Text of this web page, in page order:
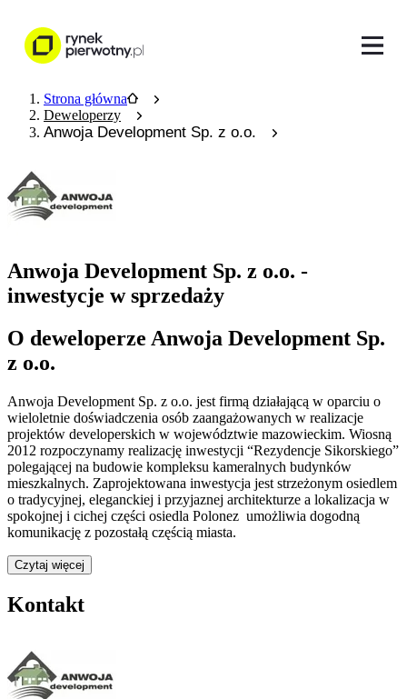
Strona główna
Deweloperzy
Anwoja Development Sp. z o.o.
Anwoja Development Sp. z o.o. -
inwestycje w sprzedaży
O deweloperze Anwoja Development Sp.
z o.o.
Anwoja Development Sp. z o.o. jest firmą działającą w oparciu o
wieloletnie doświadczenia osób zaangażowanych w realizacje
projektów developerskich w województwie mazowieckim. Wiosną
2012 rozpoczynamy realizację inwestycji “Rezydencje Sikorskiego”
polegającej na budowie kompleksu kameralnych budynków
mieszkalnych. Zaprojektowana inwestycja jest strzeżonym osiedlem
o tradycyjnej, eleganckiej i przyjaznej architekturze a lokalizacja w
spokojnej i cichej części osiedla Polonez umożliwia dogodną
komunikację z pozostałą częścią miasta.
Czytaj więcej
Kontakt